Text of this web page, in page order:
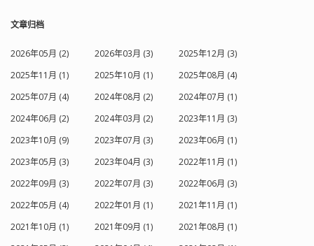
文章归档
2026年05月 (2) 2026年03月 (3)
2025年12月 (3)
2025年11月 (1)
2025年10月 (1)
2025年08月 (4)
2025年07月 (4)
2024年08月 (2)
2024年07月 (1)
2024年06月 (2)
2024年03月 (2)
2023年11月 (3)
2023年10月 (9)
2023年07月 (3)
2023年06月 (1)
2023年05月 (3)
2023年04月 (3)
2022年11月 (1)
2022年09月 (3)
2022年07月 (3)
2022年06月 (3)
2022年05月 (4)
2022年01月 (1)
2021年11月 (1)
2021年10月 (1)
2021年09月 (1)
2021年08月 (1)